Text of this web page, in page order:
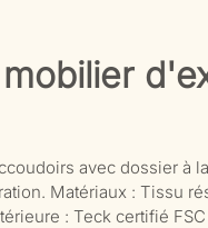
avec dossier à
Matériaux : Tissu
: Teck certifié